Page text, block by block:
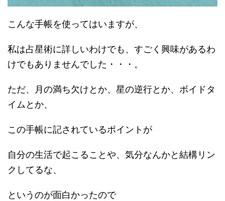
こんな手帳を使ってはいますが、
私は占星術に詳しいわけでも、すごく興味があるわ
けでもありませんでした・・・。
ただ、月の満ち欠けとか、星の逆行とか、ボイドタ
イムとか、
この手帳に記されているポイントが
自分の生活で起こることや、気分なんかと結構リン
クしてるな、
というのが面白かったので